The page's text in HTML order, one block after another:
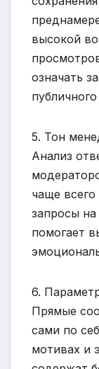
высокой
означать
5. Тон
Анализ
чаще
запросы
помогает
6.
Прямые
сами по
мотивах и